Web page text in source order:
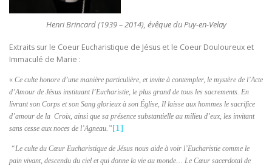
Henri Brincard (1939 – 2014), évêque du Puy-en-Velay
Extraits sur le Coeur Eucharistique de Jésus et le Coeur Douloureux et
Immaculé de Marie :
« Ce culte honore d’une manière particulière, et invite à contempler, le mystère de l’Acte
d’Amour de Jésus instituant l’Eucharistie, le plus grand de tous les sacrements. En
livrant son Corps et son Sang glorieux à son Église, Il laisse aux hommes le sacrifice
d’amour de la Croix, ainsi que sa présence substantielle au milieu d’eux, les invitant
sans cesse aux noces de l’Agneau.”[1]
“Le culte du Cœur Eucharistique de Jésus nous aide à voir l’Eucharistie comme le
pain vivant, descendu du ciel et qui donne la vie au monde… Le Cœur sacerdotal de